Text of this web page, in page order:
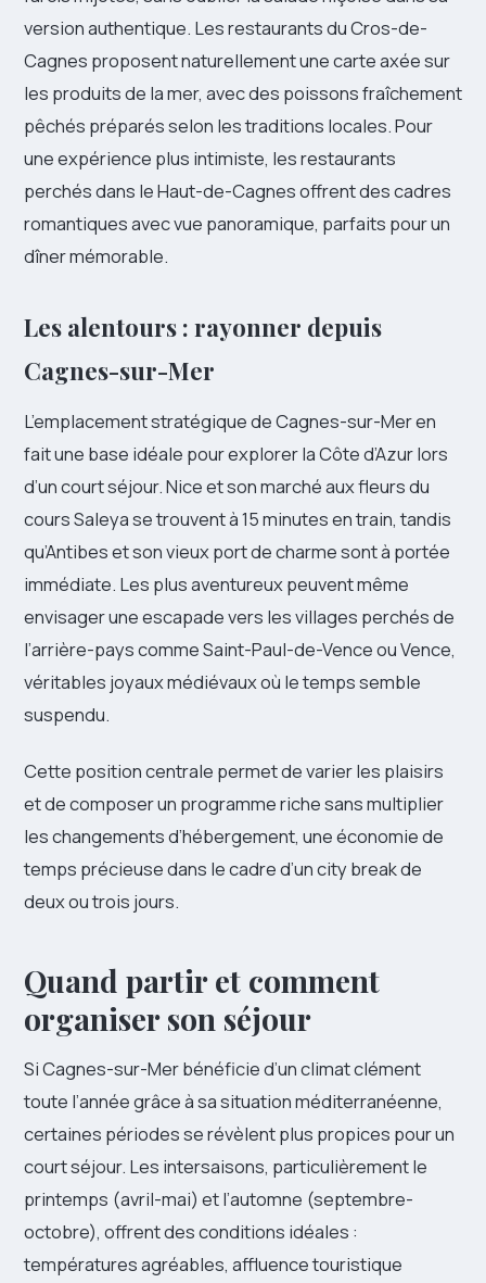
version authentique. Les restaurants du Cros-de-
Cagnes proposent naturellement une carte axée sur
les produits de la mer, avec des poissons fraîchement
pêchés préparés selon les traditions locales. Pour
une expérience plus intimiste, les restaurants
perchés dans le Haut-de-Cagnes offrent des cadres
romantiques avec vue panoramique, parfaits pour un
dîner mémorable.
Les alentours : rayonner depuis
Cagnes-sur-Mer
L’emplacement stratégique de Cagnes-sur-Mer en
fait une base idéale pour explorer la Côte d’Azur lors
d’un court séjour. Nice et son marché aux fleurs du
cours Saleya se trouvent à 15 minutes en train, tandis
qu’Antibes et son vieux port de charme sont à portée
immédiate. Les plus aventureux peuvent même
envisager une escapade vers les villages perchés de
l’arrière-pays comme Saint-Paul-de-Vence ou Vence,
véritables joyaux médiévaux où le temps semble
suspendu.
Cette position centrale permet de varier les plaisirs
et de composer un programme riche sans multiplier
les changements d’hébergement, une économie de
temps précieuse dans le cadre d’un city break de
deux ou trois jours.
Quand partir et comment
organiser son séjour
Si Cagnes-sur-Mer bénéficie d’un climat clément
toute l’année grâce à sa situation méditerranéenne,
certaines périodes se révèlent plus propices pour un
court séjour. Les intersaisons, particulièrement le
printemps (avril-mai) et l’automne (septembre-
octobre), offrent des conditions idéales :
températures agréables, affluence touristique